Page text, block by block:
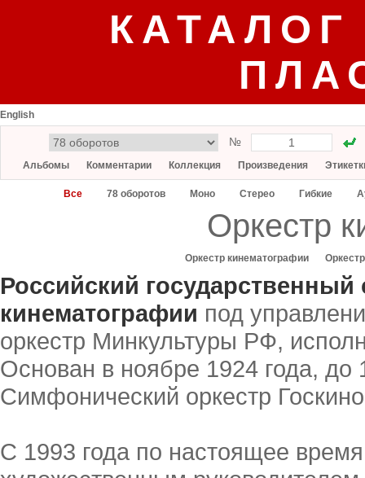
English
№
Альбомы Комментарии Коллекция Произведения
Все 78 оборотов Моно Стерео Гибкие
Оркестр
Оркестр кинематографии
Российский
кинематографии под
оркестр Минкультуры РФ,
Основан в ноябре 1924 года, до
Симфонический оркестр
С 1993 года по настоящее